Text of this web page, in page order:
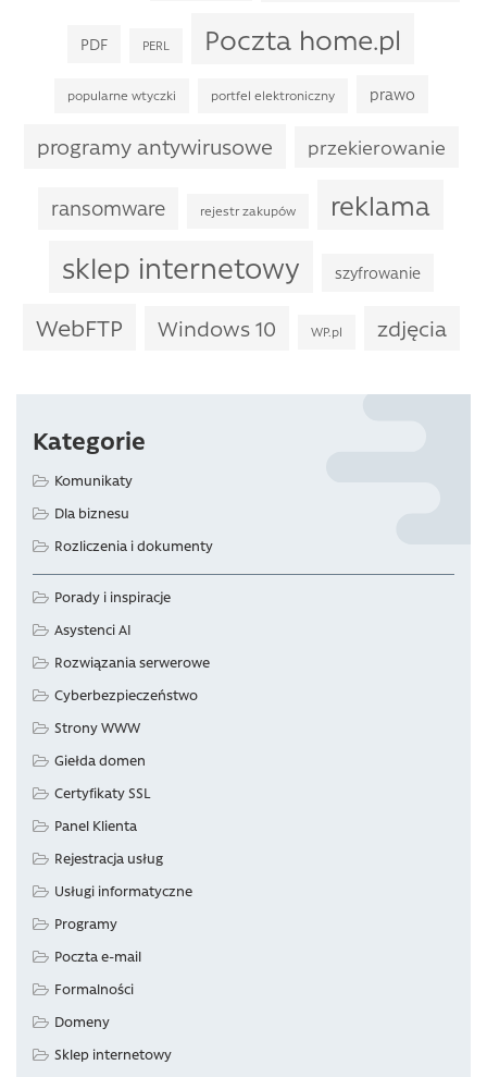
PDF PERL Poczta home.pl
popularne wtyczki portfel elektroniczny prawo
programy antywirusowe przekierowanie
ransomware rejestr zakupów reklama
sklep internetowy szyfrowanie
WebFTP Windows 10 WP.pl zdjęcia
Kategorie
Komunikaty
Dla biznesu
Rozliczenia i dokumenty
Porady i inspiracje
Asystenci AI
Rozwiązania serwerowe
Cyberbezpieczeństwo
Strony WWW
Giełda domen
Certyfikaty SSL
Panel Klienta
Rejestracja usług
Usługi informatyczne
Programy
Poczta e-mail
Formalności
Domeny
Sklep internetowy